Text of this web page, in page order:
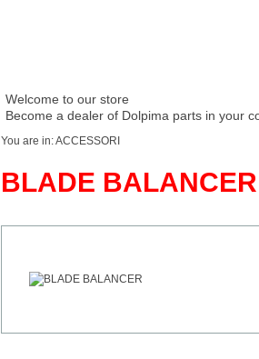
Welcome to our store
Become a dealer of Dolpima parts in your
You are in:ACCESSORI
BLADE BALANCER